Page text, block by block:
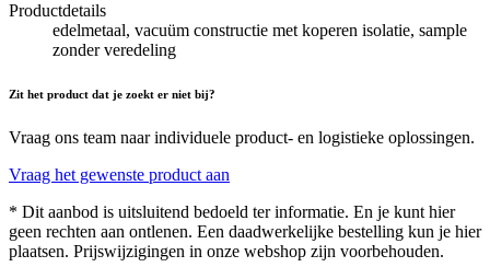
Productdetails
edelmetaal, vacuüm constructie met koperen isolatie, sample
zonder veredeling
Zit het product dat je zoekt er niet bij?
Vraag ons team naar individuele product- en logistieke oplossingen.
Vraag het gewenste product aan
* Dit aanbod is uitsluitend bedoeld ter informatie. En je kunt hier
geen rechten aan ontlenen. Een daadwerkelijke bestelling kun je hier
plaatsen. Prijswijzigingen in onze webshop zijn voorbehouden.